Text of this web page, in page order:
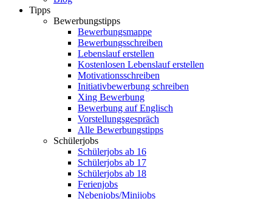
Tipps
Bewerbungstipps
Bewerbungsmappe
Bewerbungsschreiben
Lebenslauf erstellen
Kostenlosen Lebenslauf erstellen
Motivationsschreiben
Initiativbewerbung schreiben
Xing Bewerbung
Bewerbung auf Englisch
Vorstellungsgespräch
Alle Bewerbungstipps
Schülerjobs
Schülerjobs ab 16
Schülerjobs ab 17
Schülerjobs ab 18
Ferienjobs
Nebenjobs/Minijobs